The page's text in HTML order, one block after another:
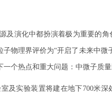
演化中都扮演着极为重要的角
物理界评价为“开启了未来中微
个热点和重大问题：中微子质量
实验装置将建在地下700米深